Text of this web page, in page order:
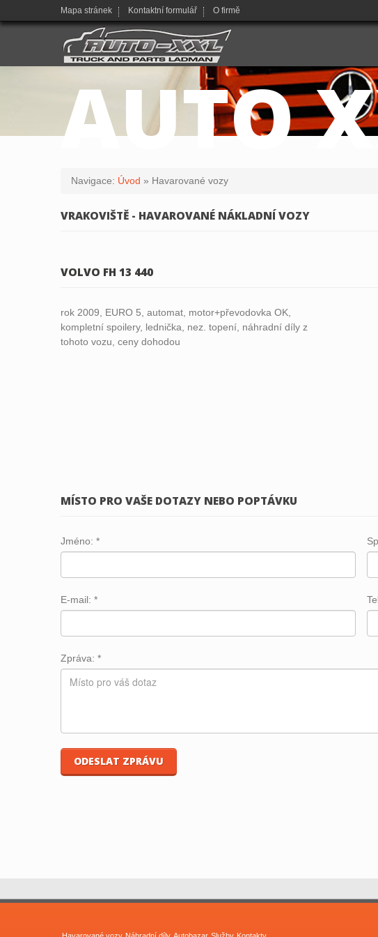
Mapa stránek Kontaktní formulář O firmě
AUTO
Navigace: Úvod » Havarované vozy
VRAKOVIŠTĚ - HAVAROVANÉ NÁKLADNÍ VOZY
VOLVO FH 13 440
rok 2009, EURO 5, automat, motor+převodovka OK,
kompletní spoilery, lednička, nez. topení, náhradní díly z
tohoto vozu, ceny dohodou
MÍSTO PRO VAŠE DOTAZY NEBO POPTÁVKU
Jméno: *
E-mail: *
Zpráva: *